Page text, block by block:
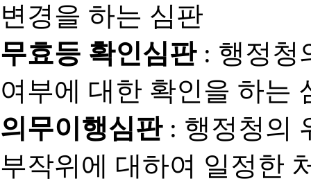
변경을 하는 심판
무효등 확인심판: 행정청
여부에 대한 확인을 하는
의무이행심판: 행정청의
부작위에 대하여 일정한